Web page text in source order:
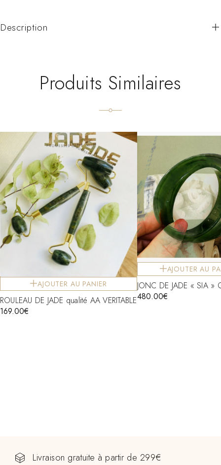
Description
Produits Similaires
AJOUTER AU PANIER
ROULEAU DE JADE qualité AA VERITABLE
169.00€
AJOUTER AU
JONC DE JADE « SIA »
480.00€
Livraison gratuite à partir de 299€